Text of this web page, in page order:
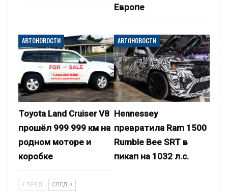
Европе
АВТОНОВОСТИ
Toyota Land Cruiser V8
прошёл 999 999 км на
родном моторе и
коробке
АВТОНОВОСТИ
Hennessey
превратила Ram 1500
Rumble Bee SRT в
пикап на 1032 л.с.
ПРЕД СЛЕД